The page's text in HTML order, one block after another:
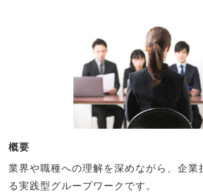
概要
業界や職種への理解を深めながら、企業
る実践型グループワークです。